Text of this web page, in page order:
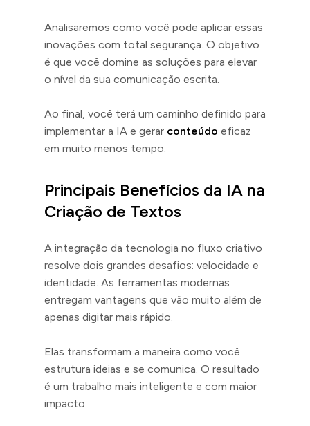
Analisaremos como você pode aplicar essas
inovações com total segurança. O objetivo
é que você domine as soluções para elevar
o nível da sua comunicação escrita.
Ao final, você terá um caminho definido para
implementar a IA e gerar conteúdo eficaz
em muito menos tempo.
Principais Benefícios da IA na
Criação de Textos
A integração da tecnologia no fluxo criativo
resolve dois grandes desafios: velocidade e
identidade. As ferramentas modernas
entregam vantagens que vão muito além de
apenas digitar mais rápido.
Elas transformam a maneira como você
estrutura ideias e se comunica. O resultado
é um trabalho mais inteligente e com maior
impacto.